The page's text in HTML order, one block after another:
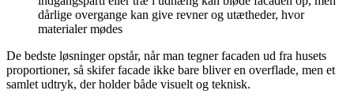
dårlige overgange kan give revner og utætheder, hvor
materialer mødes
De bedste løsninger opstår, når man tegner facaden ud fra husets
proportioner, så skifer facade ikke bare bliver en overflade, men et
samlet udtryk, der holder både visuelt og teknisk.